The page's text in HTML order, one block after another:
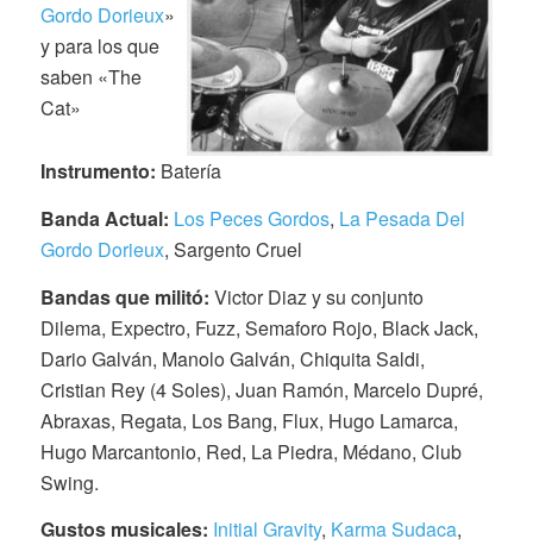
Gordo Dorieux»
y para los que
saben «The
Cat»
Instrumento: Batería
Banda Actual: Los Peces Gordos, La Pesada Del
Gordo Dorieux, Sargento Cruel
Bandas que militó: Victor Diaz y su conjunto
Dilema, Expectro, Fuzz, Semaforo Rojo, Black Jack,
Dario Galván, Manolo Galván, Chiquita Saldi,
Cristian Rey (4 Soles), Juan Ramón, Marcelo Dupré,
Abraxas, Regata, Los Bang, Flux, Hugo Lamarca,
Hugo Marcantonio, Red, La Piedra, Médano, Club
Swing.
Gustos musicales: Initial Gravity, Karma Sudaca,